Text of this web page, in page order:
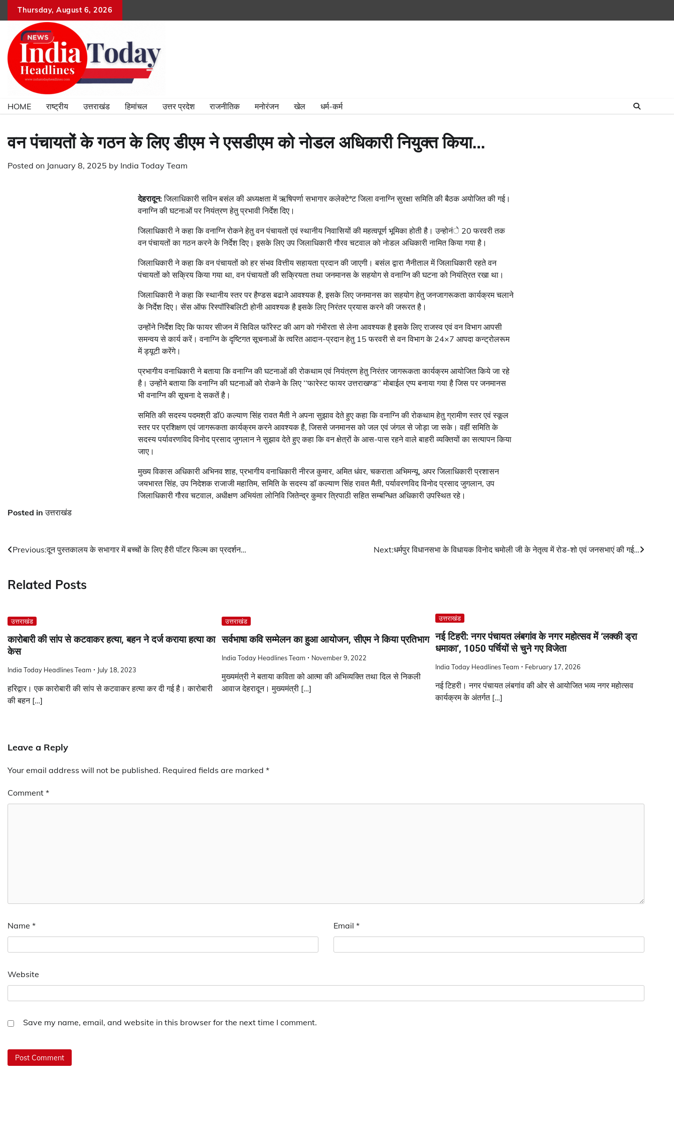
content
Thursday, August 6, 2026
HOME राष्ट्रीय उत्तराखंड हिमांचल उत्तर प्रदेश राजनीतिक मनोरंजन खेल धर्म-कर्म
वन पंचायतों के गठन के लिए डीएम ने एसडीएम को नोडल अधिकारी नियुक्त किया…
Posted on January 8, 2025 by India Today Team
देहरादून:जिलाधिकारी सविन बसंल की अध्यक्षता में ऋषिपर्णा सभागार कलेक्टेªट जिला वनाग्नि सुरक्षा समिति की बैठक अयोजित की गई।
वनाग्नि की घटनाओं पर नियंत्रण हेतु प्रभावी निर्देश दिए।
जिलाधिकारी ने कहा कि वनाग्नि रोकने हेतु वन पंचायतों एवं स्थानीय निवासियों की महत्वपूर्ण भूमिका होती है। उन्होनंे 20 फरवरी तक
वन पंचायतों का गठन करने के निर्देश दिए। इसके लिए उप जिलाधिकारी गौरव चटवाल को नोडल अधिकारी नामित किया गया है।
जिलाधिकारी ने कहा कि वन पंचायतों को हर संभव वित्तीय सहायता प्रदान की जाएगी। बसंल द्वारा नैनीताल में जिलाधिकारी रहते वन
पंचायतों को सक्रिय किया गया था, वन पंचायतों की सक्रियता तथा जनमानस के सहयोग से वनाग्नि की घटना को नियंत्रित रखा था।
जिलाधिकारी ने कहा कि स्थानीय स्तर पर हैण्डस बढाने आवश्यक है, इसके लिए जनमानस का सहयोग हेतु जनजागरूकता कार्यक्रम चलाने
के निर्देश दिए। सेंस ऑफ रिस्पॉस्बिलिटी होनी आवश्यक है इसके लिए निरंतर प्रयास करने की जरूरत है।
उन्होंने निर्देश दिए कि फायर सीजन में सिविल फॉरेस्ट की आग को गंभीरता से लेना आवश्यक है इसके लिए राजस्व एवं वन विभाग आपसी
समन्वय से कार्य करें। वनाग्नि के दृष्टिगत सूचनाओं के त्वरित आदान-प्रदान हेतु 15 फरवरी से वन विभाग के 24×7 आपदा कन्ट्रोलरूम
में ड्यूटी करेंगे।
प्रभागीय वनाधिकारी ने बताया कि वनाग्नि की घटनाओं की रोकथाम एवं नियंत्रण हेतु निरंतर जागरूकता कार्यक्रम आयोजित किये जा रहे
है। उन्होंने बताया कि वनाग्नि की घटनाओं को रोकने के लिए ‘‘फारेस्ट फायर उत्तराखण्ड’’ मोबाईल एप्प बनाया गया है जिस पर जनमानस
भी वनाग्नि की सूचना दे सकतें है।
समिति की सदस्य पदमश्री डॉ0 कल्याण सिंह रावत मैती ने अपना सुझाव देते हुए कहा कि वनाग्नि की रोकथाम हेतु ग्रामीण स्तर एवं स्कूल
स्तर पर प्रशिक्षण एवं जागरूकता कार्यक्रम करने आवश्यक है, जिससे जनमानस को जल एवं जंगल से जोड़ा जा सके। वहीं समिति के
सदस्य पर्यावरणविद विनोद प्रसाद जुगलान ने सुझाव देते हुए कहा कि वन क्षेत्रों के आस-पास रहने वाले बाहरी व्यक्तियों का सत्यापन किया
जाए।
मुख्य विकास अधिकारी अभिनव शाह, प्रभागीय वनाधिकारी नीरज कुमार, अमित धंवर, चकराता अभिमन्यू, अपर जिलाधिकारी प्रशासन
जयभारत सिंह, उप निदेशक राजाजी महातिम, समिति के सदस्य डॉ कल्याण सिंह रावत मैती, पर्यावरणविद विनोद प्रसाद जुगलान, उप
जिलाधिकारी गौरव चटवाल, अधीक्षण अभियंता लोनिवि जितेन्द्र कुमार त्रिपाठी सहित सम्बन्धित अधिकारी उपस्थित रहे।
Posted inउत्तराखंड
Post
Previous:दून पुस्तकालय के सभागार में बच्चों के लिए हैरी पॉटर फिल्म का प्रदर्शन… Next:धर्मपुर विधानसभा के विधायक विनोद चमोली जी के नेतृत्व में रोड-शो एवं जनसभाएं की गई…
Related Posts
उत्तराखंड
कारोबारी की सांप से कटवाकर हत्या, बहन ने दर्ज कराया हत्‍या का
केस
India Today Headlines Team July 18, 2023
हरिद्वार। एक कारोबारी की सांप से कटवाकर हत्या कर दी गई है। कारोबारी
की बहन […]
उत्तराखंड
सर्वभाषा कवि सम्मेलन का हुआ आयोजन, सीएम ने किया प्रतिभाग
India Today Headlines Team November 9, 2022
मुख्यमंत्री ने बताया कविता को आत्मा की अभिव्यक्ति तथा दिल से निकली
आवाज देहरादून। मुख्यमंत्री […]
उत्तराखंड
नई टिहरी: नगर पंचायत लंबगांव के नगर महोत्सव में ‘लक्की ड्रा
धमाका’, 1050 पर्चियों से चुने गए विजेता
India Today Headlines Team February 17, 2026
नई टिहरी। नगर पंचायत लंबगांव की ओर से आयोजित भव्य नगर महोत्सव
कार्यक्रम के अंतर्गत […]
Leave a Reply
Your email address will not be published. Required fields are marked *
Comment *
Name * Email *
Website
Save my name, email, and website in this browser for the next time I comment.